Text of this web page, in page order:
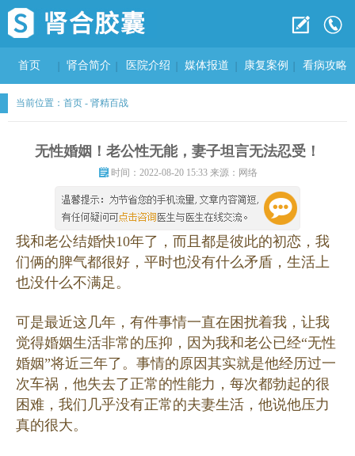
首页 肾合简介 医院介绍 媒体报道 康复案例 看病攻略
当前位置： 首页 - 肾精百战
无性婚姻！老公性无能，妻子坦言无法忍受！
时间：2022-08-20 15:33 来源：网络
我和老公结婚快10年了，而且都是彼此的初恋，我
们俩的脾气都很好，平时也没有什么矛盾，生活上
也没什么不满足。
可是最近这几年，有件事情一直在困扰着我，让我
觉得婚姻生活非常的压抑，因为我和老公已经“无性
婚姻”将近三年了。事情的原因其实就是他经历过一
次车祸，他失去了正常的性能力，每次都勃起的很
困难，我们几乎没有正常的夫妻生活，他说他压力
真的很大。